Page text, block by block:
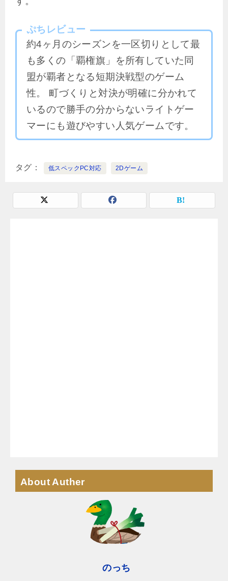
ぷちレビュー
約4ヶ月のシーズンを一区切りとして最
も多くの「覇権旗」を所有していた同
盟が覇者となる短期決戦型のゲーム
性。 町づくりと対決が明確に分かれて
いるので勝手の分からないライトゲー
マーにも遊びやすい人気ゲームです。
タグ 低スペックPC対応 2Dゲーム
About Auther
のっち